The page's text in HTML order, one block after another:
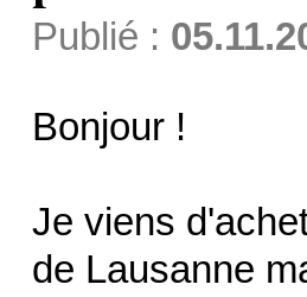
Publié :
Bonjour !
Je viens
de Lausanne